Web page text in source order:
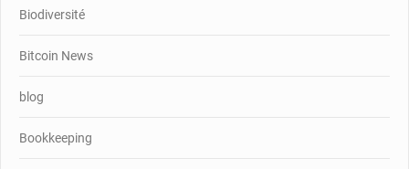
Biodiversité
Bitcoin News
blog
Bookkeeping